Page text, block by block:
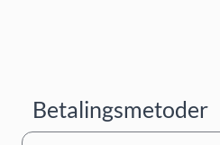
Betalingsmetoder